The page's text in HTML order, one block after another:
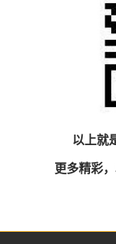
以上就
更多精彩